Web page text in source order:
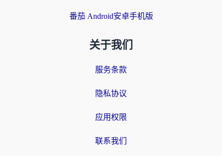
番茄 Android安卓手机版
关于我们
服务条款
隐私协议
应用权限
联系我们